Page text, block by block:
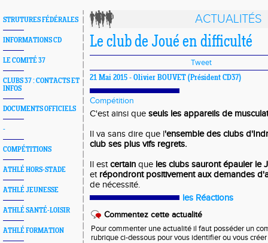
STRUTURES FÉDÉRALES
INFORMATIONS CD
LE COMITÉ 37
CLUBS 37 : CONTACTS ET
INFOS
DOCUMENTS OFFICIELS
-
COMPÉTITIONS
ATHLÉ HORS-STADE
ATHLÉ JEUNESSE
ATHLÉ SANTÉ-LOISIR
ATHLÉ FORMATION
ACTUALITÉS
Le club de Joué en difficulté
Tweet
21 Mai 2015 - Olivier BOUVET (Président CD37)
Compétition
C'est ainsi que seuls les appareils de
Il va sans dire que l'ensemble des clubs
club ses plus vifs regrets.
Il estcertain que les clubs sauront épauler le
et répondront positivement aux demandes
de nécessité.
les Réactions
Commentez cette actualité
Pour commenter une actualité il faut posséder un
rubrique ci-dessous pour vous identifier ou vous